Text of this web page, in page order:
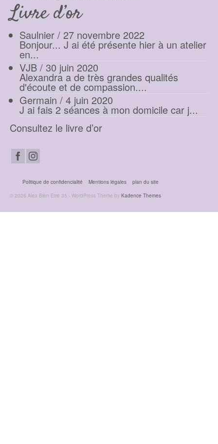
Livre d’or
Saulnier / 27 novembre 2022
Bonjour... J ai été présente hier à un atelier
en...
VJB / 30 juin 2020
Alexandra a de très grandes qualités
d'écoute et de compassion....
Germain / 4 juin 2020
J ai fais 2 séances à mon domicile car j...
Consultez le livre d’or
Politique de confidencialité Mentions légales
plan du site
© 2026 Alex Bien Etre 35 - WordPress Theme by Kadence Themes